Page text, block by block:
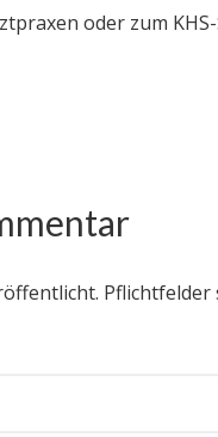
oder zum
Pflichtfelder